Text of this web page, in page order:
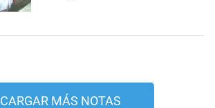
CARGAR MÁS NOTAS